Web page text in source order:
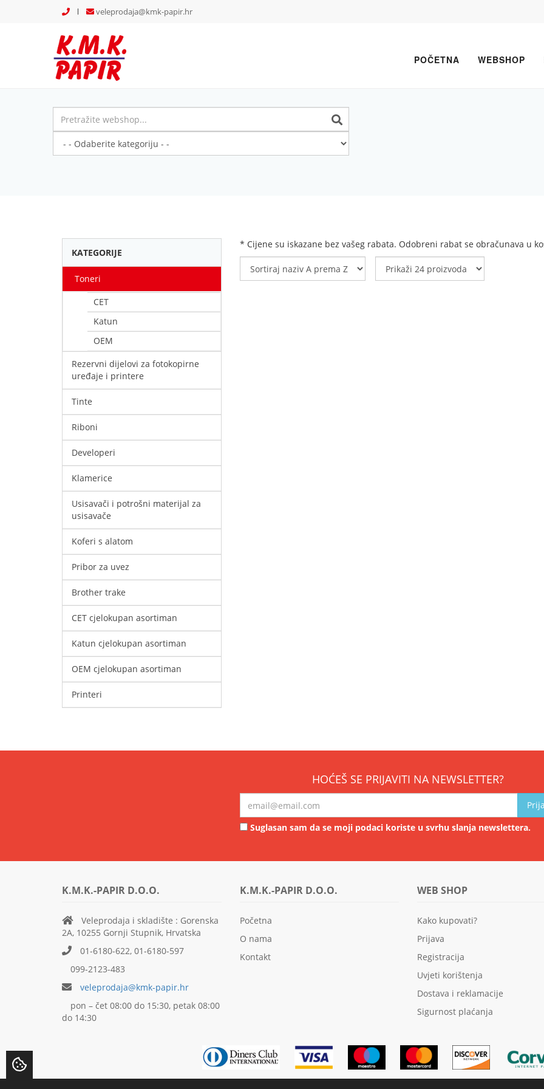
veleprodaja@kmk-papir.hr
POČETNA WEBSHOP
KATEGORIJE
Toneri
CET
Katun
OEM
Rezervni dijelovi za fotokopirne
uređaje i printere
Tinte
Riboni
Developeri
Klamerice
Usisavači i potrošni materijal za
usisavače
Koferi s alatom
Pribor za uvez
Brother trake
CET cjelokupan asortiman
Katun cjelokupan asortiman
OEM cjelokupan asortiman
Printeri
* Cijene su iskazane bez vašeg rabata. Odobreni rabat se obračunava u
HOĆEŠ SE PRIJAVITI NA NEWSLETTER?
Suglasan sam da se moji podaci koriste u svrhu slanja newslettera.
K.M.K.-PAPIR D.O.O.
Veleprodaja i skladište : Gorenska
2A, 10255 Gornji Stupnik, Hrvatska
01-6180-622, 01-6180-597
099-2123-483
veleprodaja@kmk-papir.hr
pon – čet 08:00 do 15:30, petak 08:00
do 14:30
K.M.K.-PAPIR D.O.O.
Početna
O nama
Kontakt
WEB SHOP
Kako kupovati?
Prijava
Registracija
Uvjeti korištenja
Dostava i reklamacije
Sigurnost plaćanja